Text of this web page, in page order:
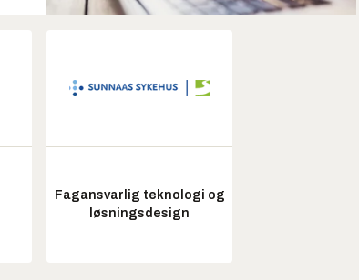
Fagansvarlig teknologi og
løsningsdesign